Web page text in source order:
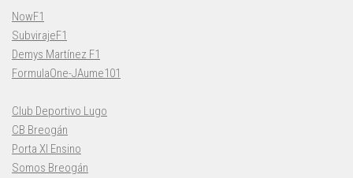
NowF1
SubvirajeF1
Demys Martínez F1
FormulaOne-JAume101
Club Deportivo Lugo
CB Breogán
Porta XI Ensino
Somos Breogán